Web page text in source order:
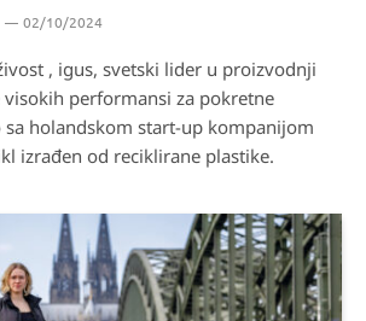
02/10/2024
, igus, svetski lider u proizvodnji
performansi za pokretne
sa holandskom start-up kompanijom
izrađen od reciklirane plastike.